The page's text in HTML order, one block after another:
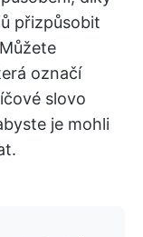
přizpůsobit
označí
slovo
je mohli